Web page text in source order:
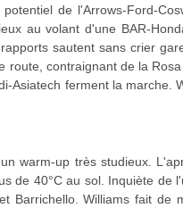
de l'Arrows-Ford-
au volant d'une BAR-
sautent sans crier
contraignant de la
Asiatech ferment la marche.
warm-up très studieux.
de 40°C au sol. Inquiète de
Barrichello. Williams fait de